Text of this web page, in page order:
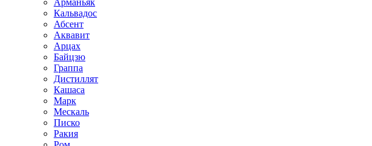
Арманьяк
Кальвадос
Абсент
Аквавит
Арцах
Байцзю
Граппа
Дистиллят
Кашаса
Марк
Мескаль
Писко
Ракия